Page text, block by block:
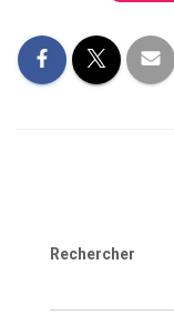
Rechercher